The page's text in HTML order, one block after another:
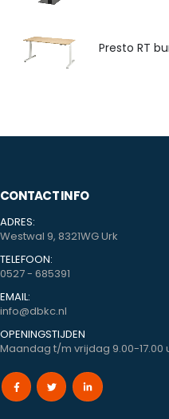
Presto RT
CONTACT INFO
ADRES:
Westwal 9, 8321WG Urk
TELEFOON:
0527 - 685391
EMAIL:
info@dbkc.nl
OPENINGSTIJDEN
Maandag t/m vrijdag 9.00-17.00